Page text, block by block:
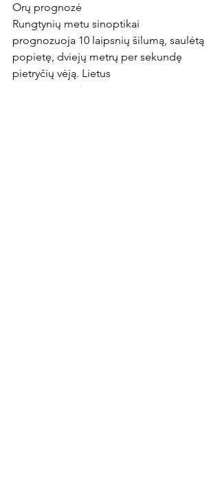
Orų prognozė
Rungtynių metu sinoptikai
prognozuoja 10 laipsnių šilumą, saulėtą
popietę, dviejų metrų per sekundę
pietryčių vėją. Lietus
neprognozuojamas.